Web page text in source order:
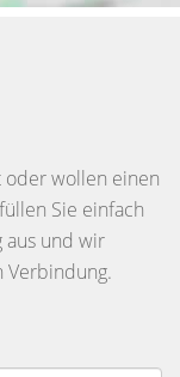
oder wollen einen
Sie einfach
aus und wir
Verbindung.